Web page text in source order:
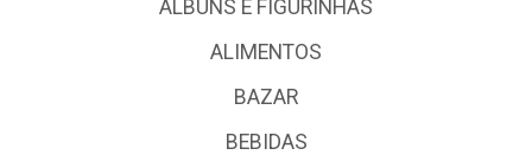
ALBUNS E FIGURINHAS
ALIMENTOS
BAZAR
BEBIDAS